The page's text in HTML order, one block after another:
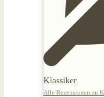
Klassiker
Alle Rezensionen zu